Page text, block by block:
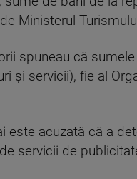
Ministerul
spuneau că
şi servicii), fie al
este acuzată că a
servicii de